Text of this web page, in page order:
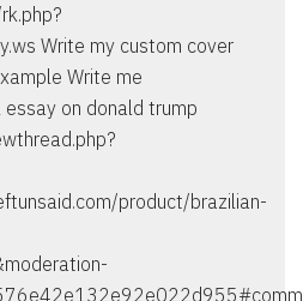
Write my custom cover
Write me
on donald trump
product/brazilian-